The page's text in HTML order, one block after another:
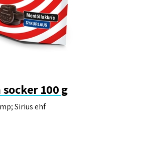
100 g
Sirius ehf